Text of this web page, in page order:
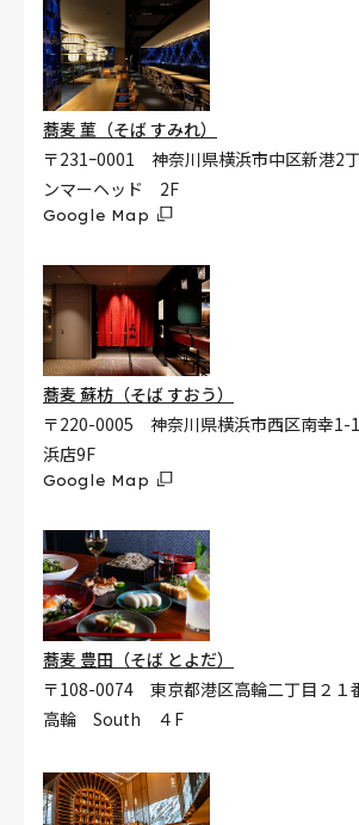
蕎麦 菫（そば すみれ）
〒231ｰ0001 神奈川県横浜市中区新港2
ンマーヘッド 2F
Google Map
蕎麦 蘇枋（そば すおう）
〒220-0005 神奈川県横浜市西区南幸1-
浜店9F
Google Map
蕎麦 豊田（そば とよだ）
〒108-0074 東京都港区高輪二丁目２１
高輪 South ４F